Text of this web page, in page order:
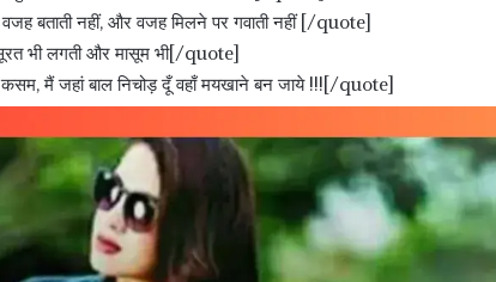
बताती नहीं, और वजह मिलने पर गवाती नहीं [/quote]
भी लगती और मासूम भी[/quote]
मैं जहां बाल निचोड़ दूँ वहाँ मयखाने बन जाये !!![/quote]